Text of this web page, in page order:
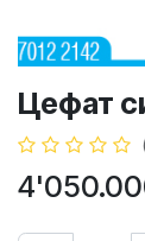
Цефат